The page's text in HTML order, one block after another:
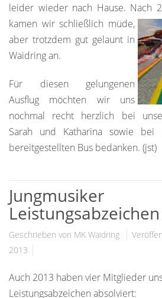
leider wieder nach Hause. Nach
kamen wir schließlich müde,
aber trotzdem gut gelaunt in
Waidring an.
Für diesen gelungenen
Ausflug möchten wir uns
nochmal recht herzlich bei
Sarah und Katharina sowie
bereitgestellten Bus bedanken. (jst)
Jungmusiker
Geschrieben von MK Waidring
2013
Auch 2013 haben vier Mitglieder
Leistungsabzeichen absolviert: